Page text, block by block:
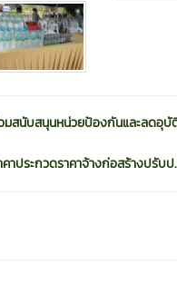
สนับสนุนหน่วยป้องกันและลดอุบั
าประกวดราคาจ้างก่อสร้างปรับป